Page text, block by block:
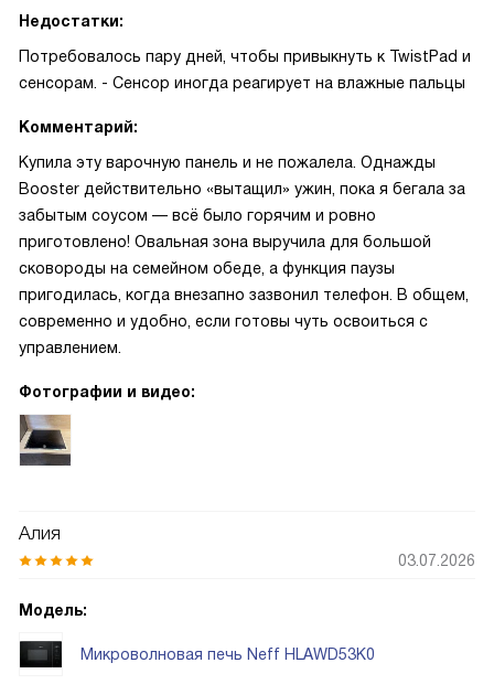
Недостатки:
Потребовалось пару дней, чтобы привыкнуть к TwistPad и
сенсорам. - Сенсор иногда реагирует на влажные пальцы
Комментарий:
Купила эту варочную панель и не пожалела. Однажды
Booster действительно «вытащил» ужин, пока я бегала за
забытым соусом — всё было горячим и ровно
приготовлено! Овальная зона выручила для большой
сковороды на семейном обеде, а функция паузы
пригодилась, когда внезапно зазвонил телефон. В общем,
современно и удобно, если готовы чуть освоиться с
управлением.
Фотографии и видео:
Алия
03.07.2026
Модель:
Микроволновая печь Neff HLAWD53K0